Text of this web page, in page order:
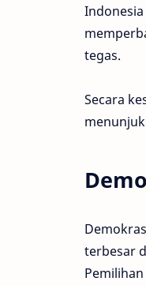
tegas.
Secara
terbesar